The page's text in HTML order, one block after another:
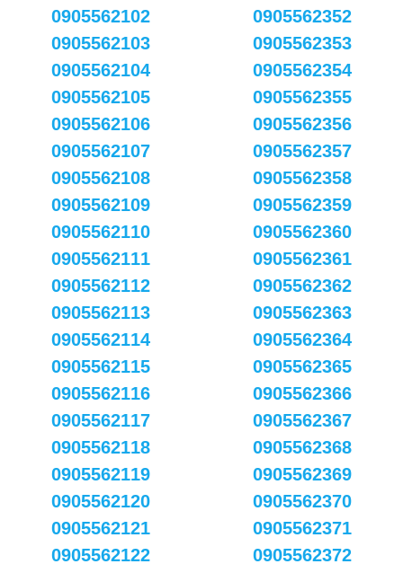
0905562102
0905562103
0905562104
0905562105
0905562106
0905562107
0905562108
0905562109
0905562110
0905562111
0905562112
0905562113
0905562114
0905562115
0905562116
0905562117
0905562118
0905562119
0905562120
0905562121
0905562122
0905562352
0905562353
0905562354
0905562355
0905562356
0905562357
0905562358
0905562359
0905562360
0905562361
0905562362
0905562363
0905562364
0905562365
0905562366
0905562367
0905562368
0905562369
0905562370
0905562371
0905562372